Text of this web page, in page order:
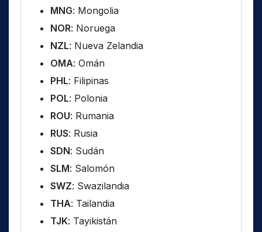
MNG: Mongolia
NOR: Noruega
NZL: Nueva Zelandia
OMA: Omán
PHL: Filipinas
POL: Polonia
ROU: Rumania
RUS: Rusia
SDN: Sudán
SLM: Salomón
SWZ: Swazilandia
THA: Tailandia
TJK: Tayikistán